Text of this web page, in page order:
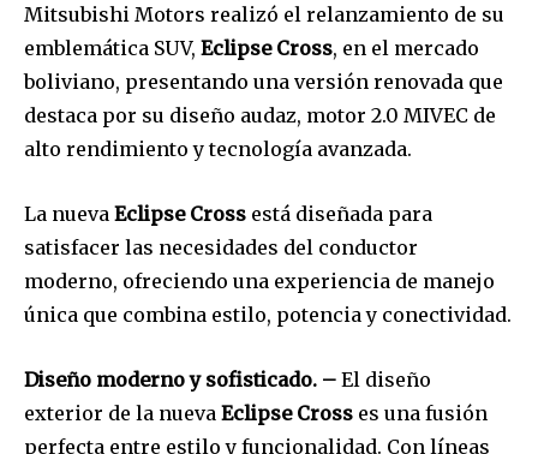
Mitsubishi Motors realizó el relanzamiento de su
emblemática SUV, Eclipse Cross, en el mercado
boliviano, presentando una versión renovada que
destaca por su diseño audaz, motor 2.0 MIVEC de
alto rendimiento y tecnología avanzada.
La nueva Eclipse Cross está diseñada para
satisfacer las necesidades del conductor
moderno, ofreciendo una experiencia de manejo
única que combina estilo, potencia y conectividad.
Diseño moderno y sofisticado. – El diseño
exterior de la nueva Eclipse Cross es una fusión
perfecta entre estilo y funcionalidad. Con líneas